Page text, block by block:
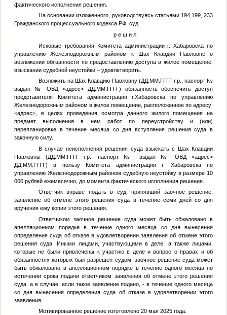
фактического исполнения решения.
На основании изложенного, руководствуясь статьями 194,199, 233
Гражданского процессуального кодекса РФ, суд
р е ш и л:
Исковые требования Комитета администрации г. Хабаровска по
управлению Железнодорожным районом к Шах Клавдии Павловне о
возложении обязанности по предоставлению доступа в жилое помещение,
взыскании судебной неустойки – удовлетворить.
Возложить на Шах Клавдию Павловну (ДД.ММ.ГГГГг.р., паспорт №
выдан
№ ОВД<адрес> ДД.ММ.ГГГГ) обязанность обеспечить доступ
представителя Комитета администрации г.Хабаровска по управлению
Железнодорожным районом в жилое помещение, расположенное по адресу:
<адрес>, в целях проведения осмотра данного жилого помещения на
предмет выполнения в нем работ по переустройству и (или)
перепланировке в течение месяца со дня вступления решения суда в
законную силу.
В случае неисполнения решения суда взыскать с Шах Клавдии
Павловны (ДД.ММ.ГГГГг.р., паспорт № , выдан № ОВД<адрес>
ДД.ММ.ГГГГ) в пользу Комитета администрации г. Хабаровска по
управлению Железнодорожным районом судебную неустойку в размере 10
000 рублей ежемесячно, до момента фактического исполнения решения.
Ответчик вправе подать в суд, принявший заочное решение,
заявление об отмене этого решения суда в течение семи дней со дня
вручения ему копии этого решения.
Ответчиком заочное решение суда может быть обжаловано в
апелляционном порядке в течение одного месяца со дня вынесения
определения суда об отказе в удовлетворении заявления об отмене этого
решения суда. Иными лицами, участвующими в деле, а также лицами,
которые не были привлечены к участию в деле и вопрос о правах и об
обязанностях которых был разрешен судом, заочное решение суда может
быть обжаловано в апелляционном порядке в течение одного месяца по
истечении срока подачи ответчиком заявления об отмене этого решения
суда, а в случае, если такое заявление подано, - в течение одного месяца
со дня вынесения определения суда об отказе в удовлетворении этого
заявления.
Мотивированное решение изготовлено 20 мая 2025 года.